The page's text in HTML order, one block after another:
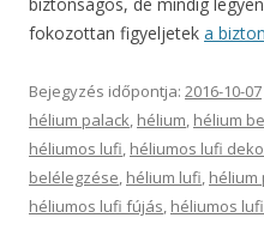
biztonságos, de mindig
fokozottan figyeljetek a
Bejegyzés időpontja: 2016-10-07
hélium palack, hélium, hélium
héliumos lufi, héliumos lufi
belélegzése, hélium lufi, hélium
héliumos lufi fújás, héliumos